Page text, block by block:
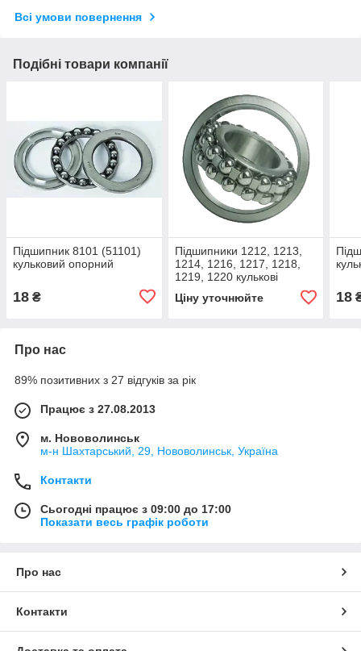
Всі умови повернення
Подібні товари компанії
Підшипник 8101 (51101)
кульковий опорний
18 ₴
Підшипники 1212, 1213,
1214, 1216, 1217, 1218,
1219, 1220 кулькові
двохрядні продам дешево
Ціну уточнюйте 18
Про нас
89% позитивних з 27 відгуків за рік
Працює з 27.08.2013
м. Нововолинськ
м-н Шахтарський, 29, Нововолинськ, Україна
Контакти
Сьогодні працює з 09:00 до 17:00
Показати весь графік роботи
Про нас
Контакти